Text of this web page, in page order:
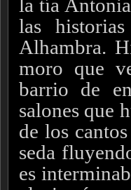
la tía
las
Alhambra.
moro que
barrio de
salones que
de los
seda
es